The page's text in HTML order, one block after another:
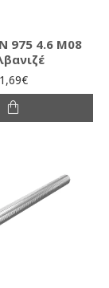
975 4.6 M08
1,69€